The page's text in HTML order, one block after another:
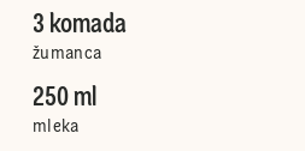
3 komada
žumanca
250 ml
mleka